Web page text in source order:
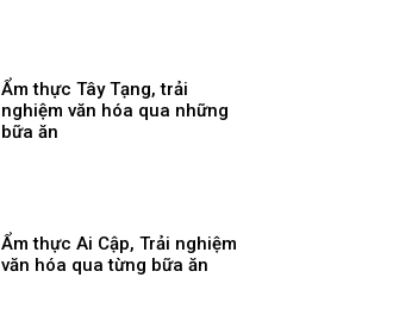
Ẩm thực Tây Tạng, trải
nghiệm văn hóa qua những
bữa ăn
Ẩm thực Ai Cập, Trải nghiệm
văn hóa qua từng bữa ăn